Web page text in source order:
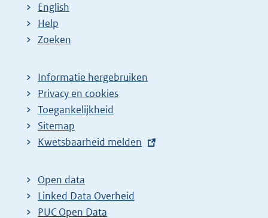
English
Help
Zoeken
Informatie hergebruiken
Privacy en cookies
Toegankelijkheid
Sitemap
E
t
e
r
Kwetsbaarheid melden
Open data
Linked Data Overheid
PUC Open Data